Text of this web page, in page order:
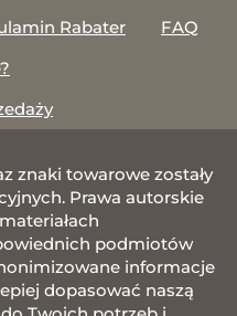
Rabater
FAQ
znaki towarowe zostały
Prawa autorskie
podmiotów
informacje
dopasować naszą